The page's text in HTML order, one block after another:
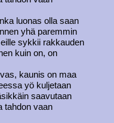
luonas olla saan
yhä paremmin
sykkii rakkauden
kuin on, on
kaunis on maa
yö kuljetaan
saavutaan
tahdon vaan